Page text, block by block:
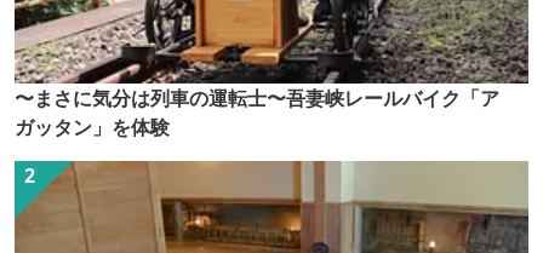
〜まさに気分は列車の運転士〜吾妻峡レールバイク「ア
ガッタン」を体験